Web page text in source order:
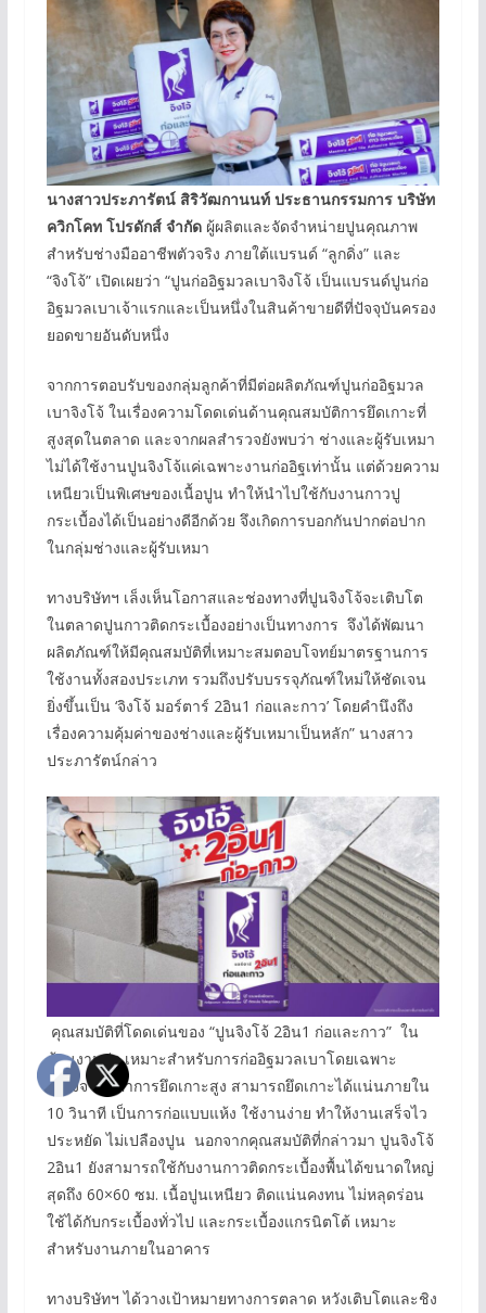
นางสาวประภารัตน์ สิริวัฒกานนท์ ประธานกรรมการ บริษัท
ควิกโคท โปรดักส์ จำกัดผู้ผลิตและจัดจำหน่ายปูนคุณภาพ
สำหรับช่างมืออาชีพตัวจริง ภายใต้แบรนด์ “ลูกดิ่ง” และ
“จิงโจ้” เปิดเผยว่า “ปูนก่ออิฐมวลเบาจิงโจ้ เป็นแบรนด์ปูนก่อ
อิฐมวลเบาเจ้าแรกและเป็นหนึ่งในสินค้าขายดีที่ปัจจุบันครอง
ยอดขายอันดับหนึ่ง
จากการตอบรับของกลุ่มลูกค้าที่มีต่อผลิตภัณฑ์ปูนก่ออิฐมวล
เบาจิงโจ้ ในเรื่องความโดดเด่นด้านคุณสมบัติการยึดเกาะที่
สูงสุดในตลาด และจากผลสำรวจยังพบว่า ช่างและผู้รับเหมา
ไม่ได้ใช้งานปูนจิงโจ้แค่เฉพาะงานก่ออิฐเท่านั้น แต่ด้วยความ
เหนียวเป็นพิเศษของเนื้อปูน ทำให้นำไปใช้กับงานกาวปู
กระเบื้องได้เป็นอย่างดีอีกด้วย จึงเกิดการบอกกันปากต่อปาก
ในกลุ่มช่างและผู้รับเหมา
ทางบริษัทฯ เล็งเห็นโอกาสและช่องทางที่ปูนจิงโจ้จะเติบโต
ในตลาดปูนกาวติดกระเบื้องอย่างเป็นทางการ จึงได้พัฒนา
ผลิตภัณฑ์ให้มีคุณสมบัติที่เหมาะสมตอบโจทย์มาตรฐานการ
ใช้งานทั้งสองประเภท รวมถึงปรับบรรจุภัณฑ์ใหม่ให้ชัดเจน
ยิ่งขึ้นเป็น ‘จิงโจ้ มอร์ตาร์ 2อิน1 ก่อและกาว’ โดยคำนึงถึง
เรื่องความคุ้มค่าของช่างและผู้รับเหมาเป็นหลัก” นางสาว
ประภารัตน์กล่าว
คุณสมบัติที่โดดเด่นของ “ปูนจิงโจ้ 2อิน1 ก่อและกาว” ใน
ด้านงานก่อ เหมาะสำหรับการก่ออิฐมวลเบาโดยเฉพาะ
เนื่องจากมีค่าการยึดเกาะสูง สามารถยึดเกาะได้แน่นภายใน
10 วินาที เป็นการก่อแบบแห้ง ใช้งานง่าย ทำให้งานเสร็จไว
ประหยัด ไม่เปลืองปูน นอกจากคุณสมบัติที่กล่าวมา ปูนจิงโจ้
2อิน1 ยังสามารถใช้กับงานกาวติดกระเบื้องพื้นได้ขนาดใหญ่
สุดถึง 60×60 ซม. เนื้อปูนเหนียว ติดแน่นคงทน ไม่หลุดร่อน
ใช้ได้กับกระเบื้องทั่วไป และกระเบื้องแกรนิตโต้ เหมาะ
สำหรับงานภายในอาคาร
ทางบริษัทฯ ได้วางเป้าหมายทางการตลาด หวังเติบโตและชิง